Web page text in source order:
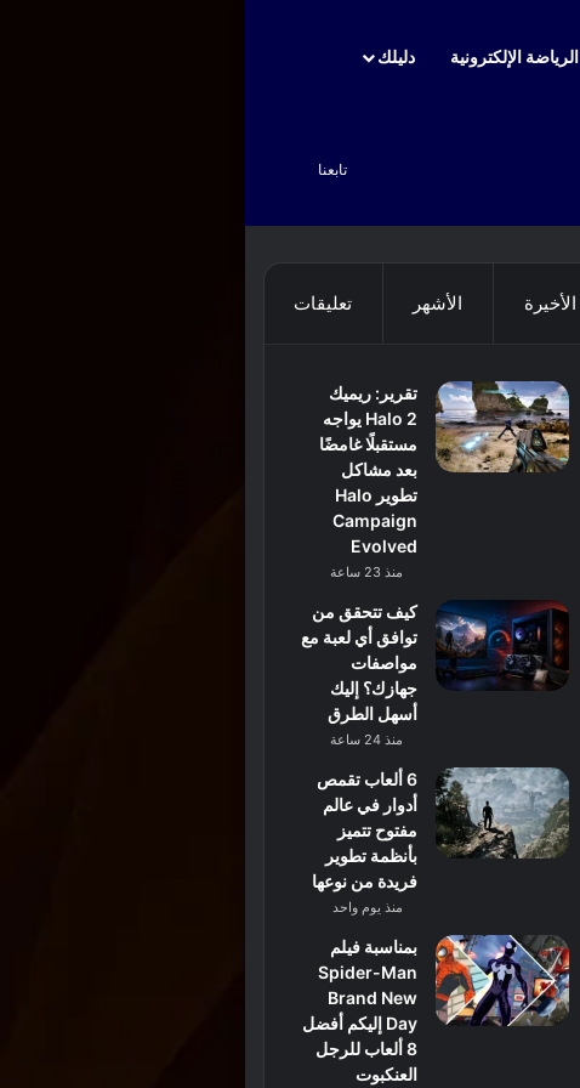
الرياضة الإلكترونية دليلك
تابعنا
الأخيرة الأشهر تعليقات
تقرير: ريميك
Halo 2 يواجه
مستقبلًا غامضًا
بعد مشاكل
تطوير Halo
Campaign
Evolved
منذ 23 ساعة
كيف تتحقق من
توافق أي لعبة مع
مواصفات
جهازك؟ إليك
أسهل الطرق
منذ 24 ساعة
6 ألعاب تقمص
أدوار في عالم
مفتوح تتميز
بأنظمة تطوير
فريدة من نوعها
منذ يوم واحد
بمناسبة فيلم
Spider-Man
Brand New
Day إليكم أفضل
8 ألعاب للرجل
العنكبوت